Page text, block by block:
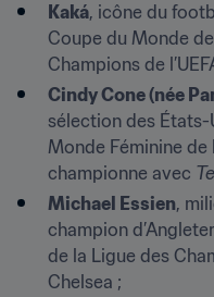
Kaká, icône du
Coupe du Monde
Champions de
Cindy Cone (née
sélection des États-
Monde Féminine de
championne avec
Michael Essien,
champion
de la Ligue des
Chelsea ;